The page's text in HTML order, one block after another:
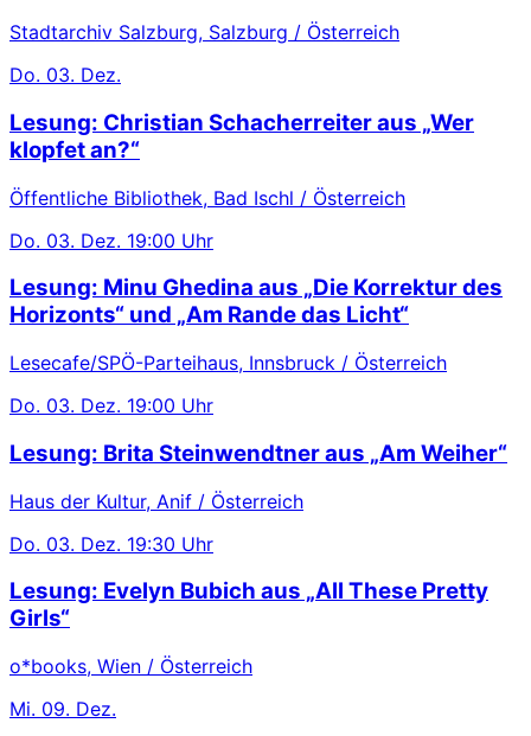
Stadtarchiv Salzburg, Salzburg / Österreich
Do. 03. Dez.
Lesung: Christian Schacherreiter aus „Wer
klopfet an?“
Öffentliche Bibliothek, Bad Ischl / Österreich
Do. 03. Dez. 19:00 Uhr
Lesung: Minu Ghedina aus „Die Korrektur des
Horizonts“ und „Am Rande das Licht“
Lesecafe/SPÖ-Parteihaus, Innsbruck / Österreich
Do. 03. Dez. 19:00 Uhr
Lesung: Brita Steinwendtner aus „Am Weiher“
Haus der Kultur, Anif / Österreich
Do. 03. Dez. 19:30 Uhr
Lesung: Evelyn Bubich aus „All These Pretty
Girls“
o*books, Wien / Österreich
Mi. 09. Dez.